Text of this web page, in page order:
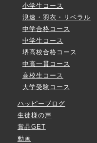
小学生コース
浪速・羽衣・リベラル
中学合格コース
中学生コース
堺高校合格コース
中高一貫コース
高校生コース
大学受験コース
ハッピーブログ
生徒様の声
賞品GET
動画